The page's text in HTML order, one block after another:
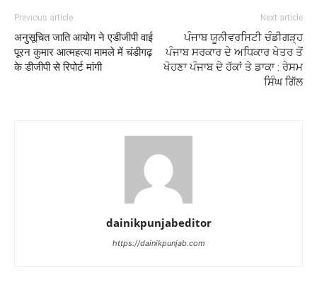
Previous article
अनुसूचित जाति आयोग ने एडीजीपी वाई
पूरन कुमार आत्महत्या मामले में चंडीगढ़
के डीजीपी से रिपोर्ट मांगी
Next article
ਪੰਜਾਬ ਯੂਨੀਵਰਸਿਟੀ ਚੰਡੀਗੜ੍ਹ
ਪੰਜਾਬ ਸਰਕਾਰ ਦੇ ਅਧਿਕਾਰ ਖੇਤਰ ਤੋਂ
ਖੋਹਣਾ ਪੰਜਾਬ ਦੇ ਹੱਕਾਂ ਤੇ ਡਾਕਾ : ਰੇਸਮ
ਸਿੰਘ ਗਿੱਲ
dainikpunjabeditor
https://dainikpunjab.com